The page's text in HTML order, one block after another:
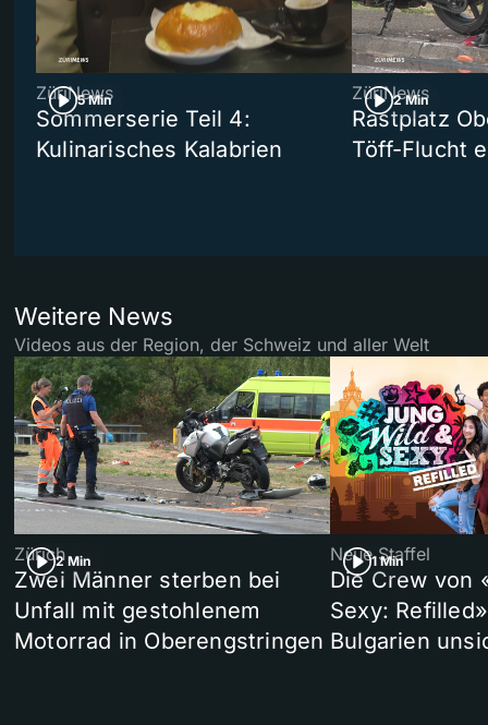
5 Min
ZüriNews
Sommerserie Teil 4:
Kulinarisches Kalabrien
2 Min
ZüriNews
Rastplatz
Töff-Flucht
Weitere News
Videos aus der Region, der Schweiz und aller Welt
2 Min
Zürich
Zwei Männer sterben bei
Unfall mit gestohlenem
Motorrad in Oberengstringen
1 Min
Neue Staffel
Die Crew von
Sexy:
Bulgarien